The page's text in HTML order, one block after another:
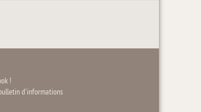
!
d'informations